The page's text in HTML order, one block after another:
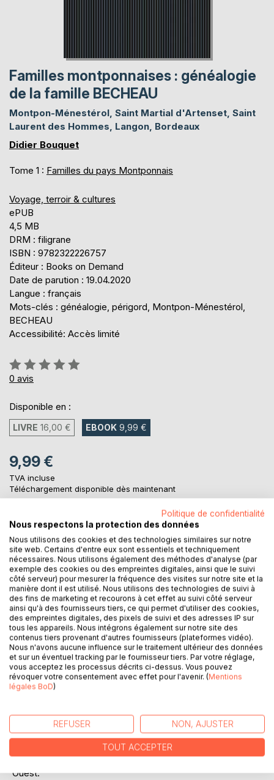
Familles montponnaises : généalogie
de la famille BECHEAU
Montpon-Ménestérol, Saint Martial d'Artenset, Saint
Laurent des Hommes, Langon, Bordeaux
Didier Bouquet
Tome 1 : Familles du pays Montponnais
Voyage, terroir & cultures
ePUB
4,5 MB
DRM : filigrane
ISBN : 9782322226757
Éditeur : Books on Demand
Date de parution : 19.04.2020
Langue : français
Mots-clés : généalogie, périgord, Montpon-Ménestérol,
BECHEAU
Accessibilité: Accès limité
Évaluation:
0%
0 avis
Disponible en :
LIVRE 16,00 € EBOOK 9,99 €
9,99 €
TVA incluse
Téléchargement disponible dès maintenant
AJOUTER AU PANIER
Ajouter à ma liste d'envies
Laisser un avis
DESCRIPTION
mis depuis longtemps ses compétences dans la recherche
et l'analyse de textes anciens au service des autres
généalogistes. Son secteur de recherche se situe plutôt
dans la région Nord Pas-de-Calais mais aussi en Périgord
Ouest.
Politique de confidentialité
Nous respectons la protection des données
Nous utilisons des cookies et des technologies similaires sur notre
site web. Certains d'entre eux sont essentiels et techniquement
nécessaires. Nous utilisons également des méthodes d'analyse (par
exemple des cookies ou des empreintes digitales, ainsi que le suivi
côté serveur) pour mesurer la fréquence des visites sur notre site et la
manière dont il est utilisé. Nous utilisons des technologies de suivi à
des fins de marketing et recourons à cet effet au suivi côté serveur
ainsi qu'à des fournisseurs tiers, ce qui permet d'utiliser des cookies,
des empreintes digitales, des pixels de suivi et des adresses IP sur
tous les appareils. Nous intégrons également sur notre site des
contenus tiers provenant d'autres fournisseurs (plateformes vidéo).
Nous n'avons aucune influence sur le traitement ultérieur des données
et sur un éventuel tracking par le fournisseur tiers. Par votre réglage,
vous acceptez les processus décrits ci-dessus. Vous pouvez
révoquer votre consentement avec effet pour l'avenir. (Mentions
légales BoD)
REFUSER NON, AJUSTER
TOUT ACCEPTER